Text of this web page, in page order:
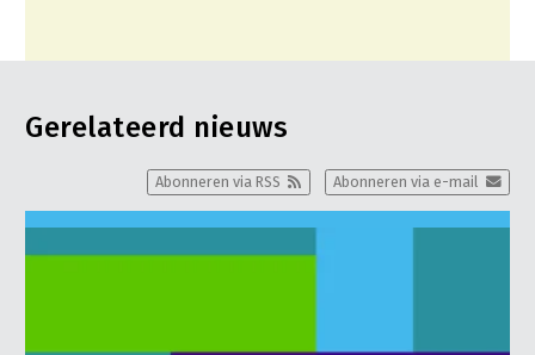
Gerelateerd nieuws
Abonneren via e-mail
Abonneren via RSS